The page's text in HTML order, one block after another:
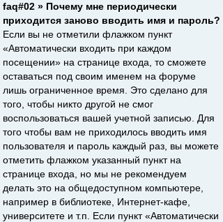
faq#02 » Почему мне периодически
приходится заново вводить имя и пароль?
Если вы не отметили флажком пункт
«Автоматически входить при каждом
посещении» на странице входа, то сможете
оставаться под своим именем на форуме
лишь ограниченное время. Это сделано для
того, чтобы никто другой не смог
воспользоваться вашей учетной записью. Для
того чтобы вам не приходилось вводить имя
пользователя и пароль каждый раз, вы можете
отметить флажком указанный пункт на
странице входа, но мы не рекомендуем
делать это на общедоступном компьютере,
например в библиотеке, Интернет-кафе,
университете и т.п. Если пункт «Автоматически